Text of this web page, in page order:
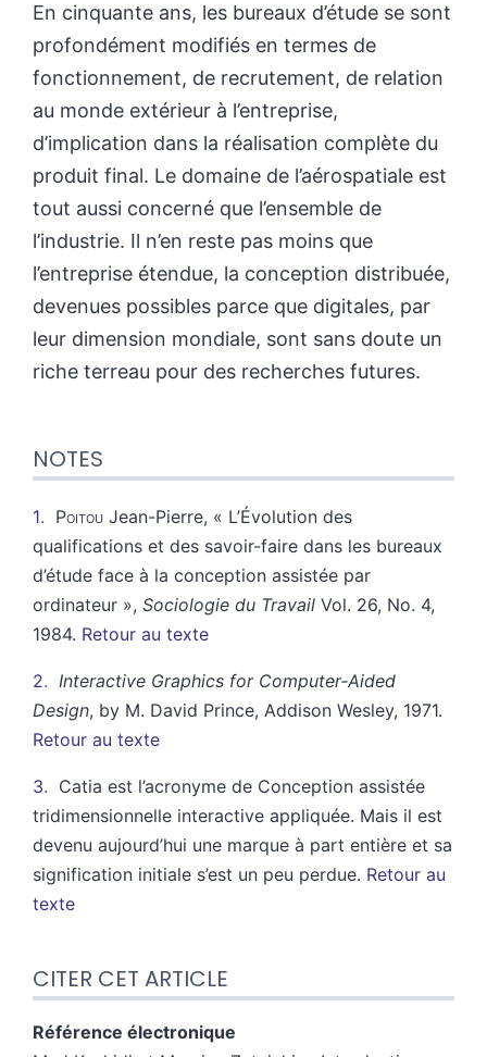
En cinquante ans, les bureaux d’étude se sont
profondément modifiés en termes de
fonctionnement, de recrutement, de relation
au monde extérieur à l’entreprise,
d’implication dans la réalisation complète du
produit final. Le domaine de l’aérospatiale est
tout aussi concerné que l’ensemble de
l’industrie. Il n’en reste pas moins que
l’entreprise étendue, la conception distribuée,
devenues possibles parce que digitales, par
leur dimension mondiale, sont sans doute un
riche terreau pour des recherches futures.
NOTES
1 Poitou Jean-Pierre, « L’Évolution des
qualifications et des savoir-faire dans les bureaux
d’étude face à la conception assistée par
ordinateur », Sociologie du Travail Vol. 26, No. 4,
1984. Retour au texte
2 Interactive Graphics for Computer‐Aided
Design, by M. David Prince, Addison Wesley, 1971.
Retour au texte
3
Catia est l’acronyme de Conception assistée
tridimensionnelle interactive appliquée. Mais il est
devenu aujourd’hui une marque à part entière et sa
signification initiale s’est un peu perdue. Retour au
texte
CITER CET ARTICLE
Référence électronique